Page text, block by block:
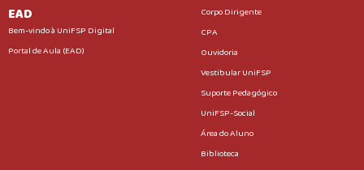
EAD
Bem-vindo à UniFSP Digital
Portal de Aula (EAD)
Corpo Dirigente
CPA
Ouvidoria
Vestibular UniFSP
Suporte Pedagógico
UniFSP-Social
Área do Aluno
Biblioteca